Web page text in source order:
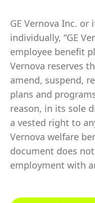
GE Vernova Inc.
individually, “GE
employee benefit
Vernova reserves
amend, suspend,
plans and
reason, in its sole
a vested right to
Vernova welfare
document does
employment with